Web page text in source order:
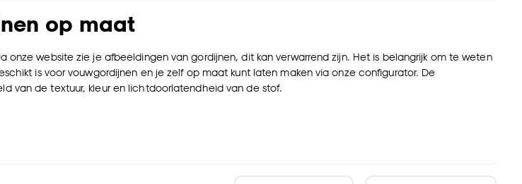
op maat
onze website zie je afbeeldingen van gordijnen, dit kan verwarrend zijn. Het is belangrijk om te weten
is voor vouwgordijnen en je zelf op maat kunt laten maken via onze configurator. De
van de textuur, kleur en lichtdoorlatendheid van de stof.